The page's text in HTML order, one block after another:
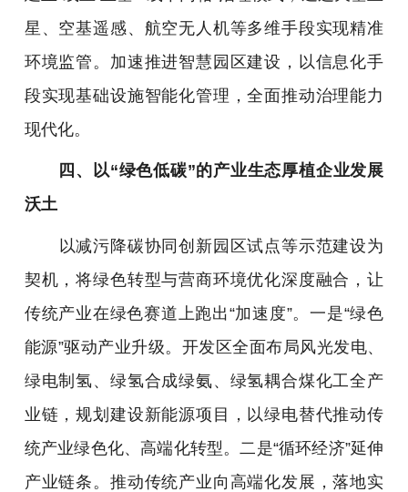
星、空基遥感、航空无人机等多维手段实现精准
环境监管。加速推进智慧园区建设，以信息化手
段实现基础设施智能化管理，全面推动治理能力
现代化。
四、以“绿色低碳”的产业生态厚植企业发展
沃土
以减污降碳协同创新园区试点等示范建设为
契机，将绿色转型与营商环境优化深度融合，让
传统产业在绿色赛道上跑出“加速度”。一是“绿色
能源”驱动产业升级。开发区全面布局风光发电、
绿电制氢、绿氢合成绿氨、绿氢耦合煤化工全产
业链，规划建设新能源项目，以绿电替代推动传
统产业绿色化、高端化转型。二是“循环经济”延伸
产业链条。推动传统产业向高端化发展，落地实